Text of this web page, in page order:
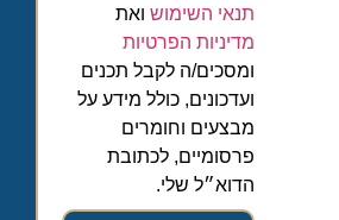
תנאי השימוש ואת
מדיניות הפרטיות
ומסכים/ה לקבל תכנים
ועדכונים, כולל מידע על
מבצעים וחומרים
פרסומיים, לכתובת
הדוא״ל שלי.